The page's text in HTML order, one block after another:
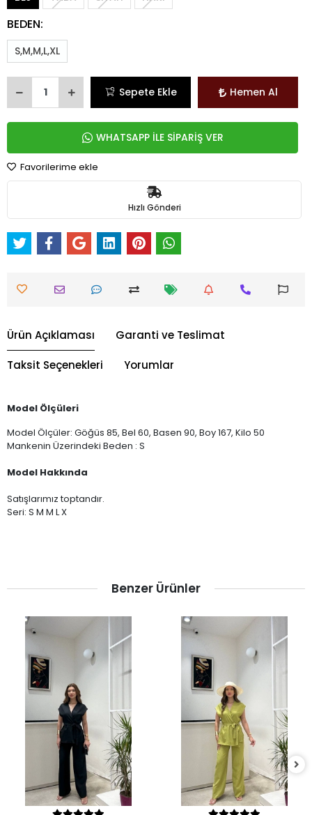
BEDEN:
S,M,M,L,XL
Sepete Ekle Hemen Al
WHATSAPP İLE SİPARİŞ VER
Favorilerime ekle
Hızlı Gönderi
Ürün Açıklaması Garanti ve Teslimat
Taksit Seçenekleri Yorumlar
Model Ölçüleri
Model Ölçüler: Göğüs 85, Bel 60, Basen 90, Boy 167, Kilo 50
Mankenin Üzerindeki Beden : S
Model Hakkında
Satışlarımız toptandır.
Seri: S M M L X
Benzer Ürünler